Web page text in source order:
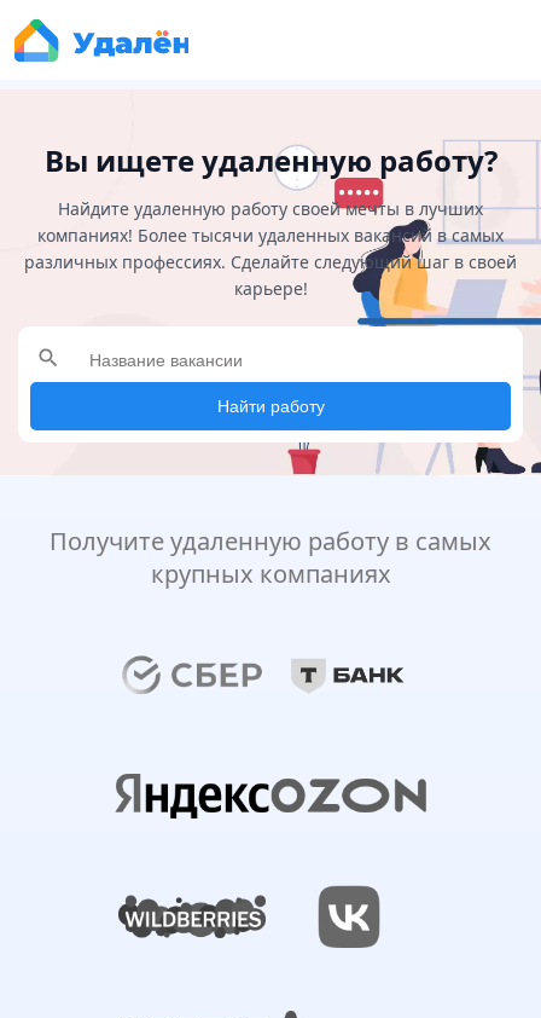
Вы ищете удаленную работу?
Найдите удаленную работу своей мечты в лучших
компаниях! Более тысячи удаленных вакансий в самых
различных профессиях. Сделайте следующий шаг в своей
карьере!
search
Найти работу
Получите удаленную работу в самых
крупных компаниях